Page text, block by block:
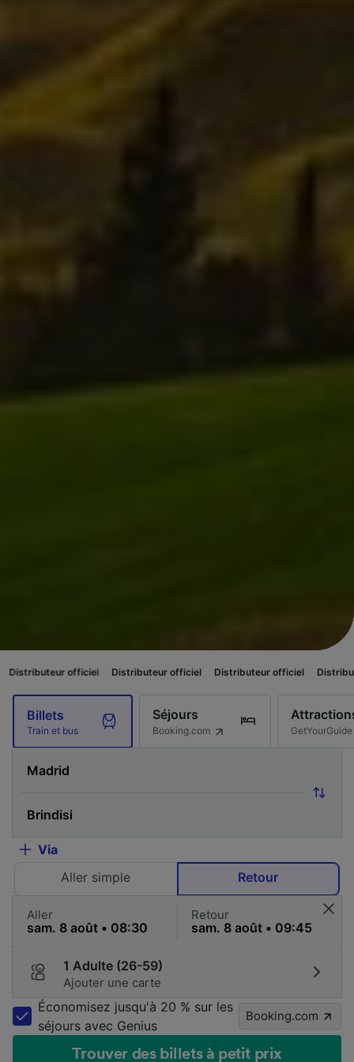
officiel Distributeur officiel Distributeur officiel Distributeur officiel
Billets
Train et bus
Séjours
Booking.com GetYourGuide
Via
Aller simple
Retour
Aller Retour
1 Adulte (26-59)
Ajouter une carte
Économisez jusqu'à 20 % sur les
séjours avec Genius
Booking.com
Trouver des billets à petit prix